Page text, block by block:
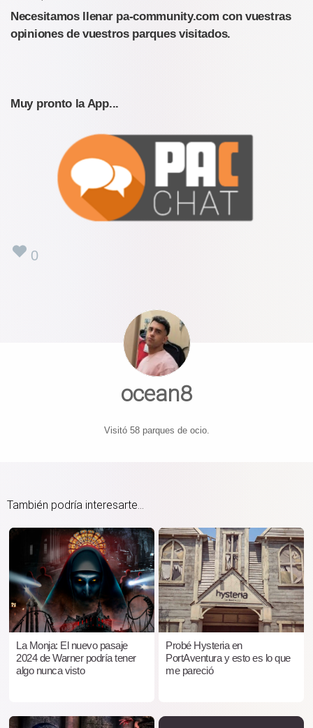
Necesitamos llenar pa-community.com con vuestras
opiniones de vuestros parques visitados.
Muy pronto la App...
0
ocean8
Visitó 58 parques de ocio.
También podría interesarte...
La Monja: El nuevo pasaje
2024 de Warner podría tener
algo nunca visto
Probé Hysteria en
PortAventura y esto es lo que
me pareció